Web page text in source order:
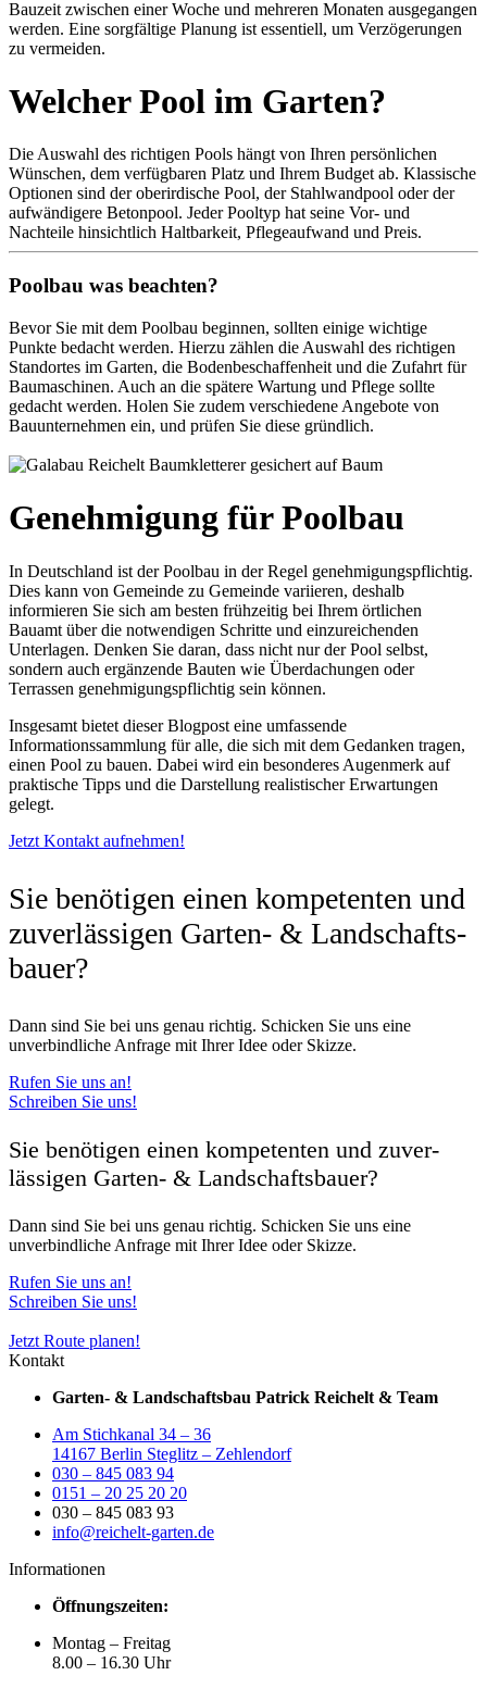
Bauzeit zwischen einer Woche und mehreren Monaten ausgegangen
werden. Eine sorgfältige Planung ist essentiell, um Verzögerungen
zu vermeiden.
Welcher Pool im Garten?
Die Auswahl des richtigen Pools hängt von Ihren persönlichen
Wünschen, dem verfügbaren Platz und Ihrem Budget ab. Klassische
Optionen sind der oberirdische Pool, der Stahlwandpool oder der
aufwändigere Betonpool. Jeder Pooltyp hat seine Vor- und
Nachteile hinsichtlich Haltbarkeit, Pflegeaufwand und Preis.
Poolbau was beachten?
Bevor Sie mit dem Poolbau beginnen, sollten einige wichtige
Punkte bedacht werden. Hierzu zählen die Auswahl des richtigen
Standortes im Garten, die Bodenbeschaffenheit und die Zufahrt für
Baumaschinen. Auch an die spätere Wartung und Pflege sollte
gedacht werden. Holen Sie zudem verschiedene Angebote von
Bauunternehmen ein, und prüfen Sie diese gründlich.
Genehmigung für Poolbau
In Deutschland ist der Poolbau in der Regel genehmigungspflichtig.
Dies kann von Gemeinde zu Gemeinde variieren, deshalb
informieren Sie sich am besten frühzeitig bei Ihrem örtlichen
Bauamt über die notwendigen Schritte und einzureichenden
Unterlagen. Denken Sie daran, dass nicht nur der Pool selbst,
sondern auch ergänzende Bauten wie Überdachungen oder
Terrassen genehmigungspflichtig sein können.
Insgesamt bietet dieser Blogpost eine umfassende
Informationssammlung für alle, die sich mit dem Gedanken tragen,
einen Pool zu bauen. Dabei wird ein besonderes Augenmerk auf
praktische Tipps und die Darstellung realistischer Erwartungen
gelegt.
Jetzt Kontakt aufnehmen!
Sie benötigen einen kompetenten und
zuver­lässigen Garten- & Land­schafts­
bauer?
Dann sind Sie bei uns genau richtig. Schicken Sie uns eine
unverbindliche Anfrage mit Ihrer Idee oder Skizze.
Rufen Sie uns an!
Schreiben Sie uns!
Sie benötigen einen kompetenten und zuver­
lässigen Garten- & Land­schafts­bauer?
Dann sind Sie bei uns genau richtig. Schicken Sie uns eine
unverbindliche Anfrage mit Ihrer Idee oder Skizze.
Rufen Sie uns an!
Schreiben Sie uns!
Jetzt Route planen!
Kontakt
Garten- & Landschaftsbau Patrick Reichelt & Team
Am Stichkanal 34 – 36
14167 Berlin Steglitz – Zehlendorf
030 – 845 083 94
0151 – 20 25 20 20
030 – 845 083 93
info@reichelt-garten.de
Informationen
Öffnungszeiten:
Montag – Freitag
8.00 – 16.30 Uhr